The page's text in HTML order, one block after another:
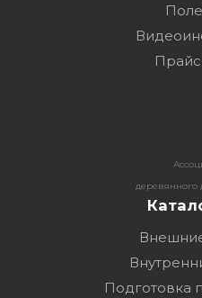
деревянного
Подготовка